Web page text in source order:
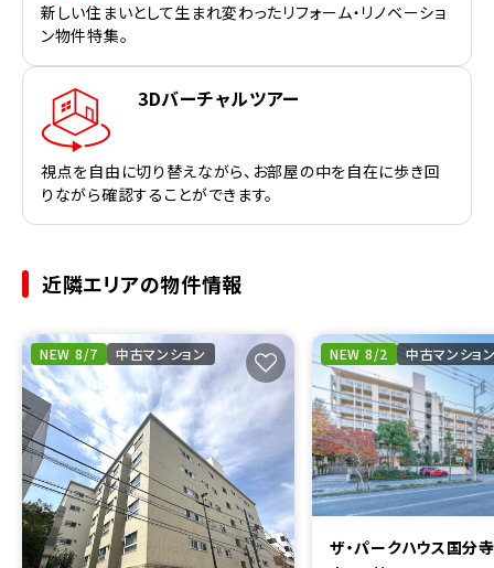
新しい住まいとして生まれ変わったリフォーム・リノベーショ
ン物件特集。
3Dバーチャルツアー
視点を自由に切り替えながら、お部屋の中を自在に歩き回
りながら確認することができます。
近隣エリアの物件情報
NEW 8/7 中古マンション NEW 8/2 中古マンショ
ザ・パークハウス国分